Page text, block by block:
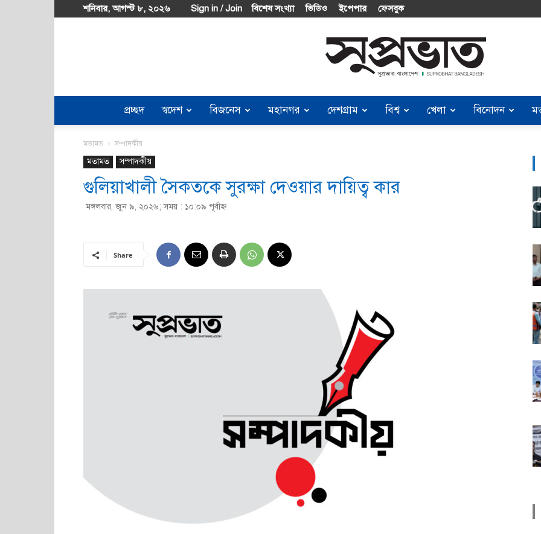
শনিবার, আগস্ট ৮, ২০২৬ Sign in / Join বিশেষ সংখ্যা ভিডিও ইপেপার ফেসবুক
Suprobhat
প্রচ্ছদ স্বদেশ বিজনেস মহানগর দেশগ্রাম বিশ্ব খেলা বিনোদন
মতামত সম্পাদকীয়
মতামত সম্পাদকীয়
গুলিয়াখালী সৈকতকে সুরক্ষা দেওয়ার দায়িত্ব কার
মঙ্গলবার, জুন ৯, ২০২৬; সময় : ১০:০৯ পূর্বাহ্ণ
Share